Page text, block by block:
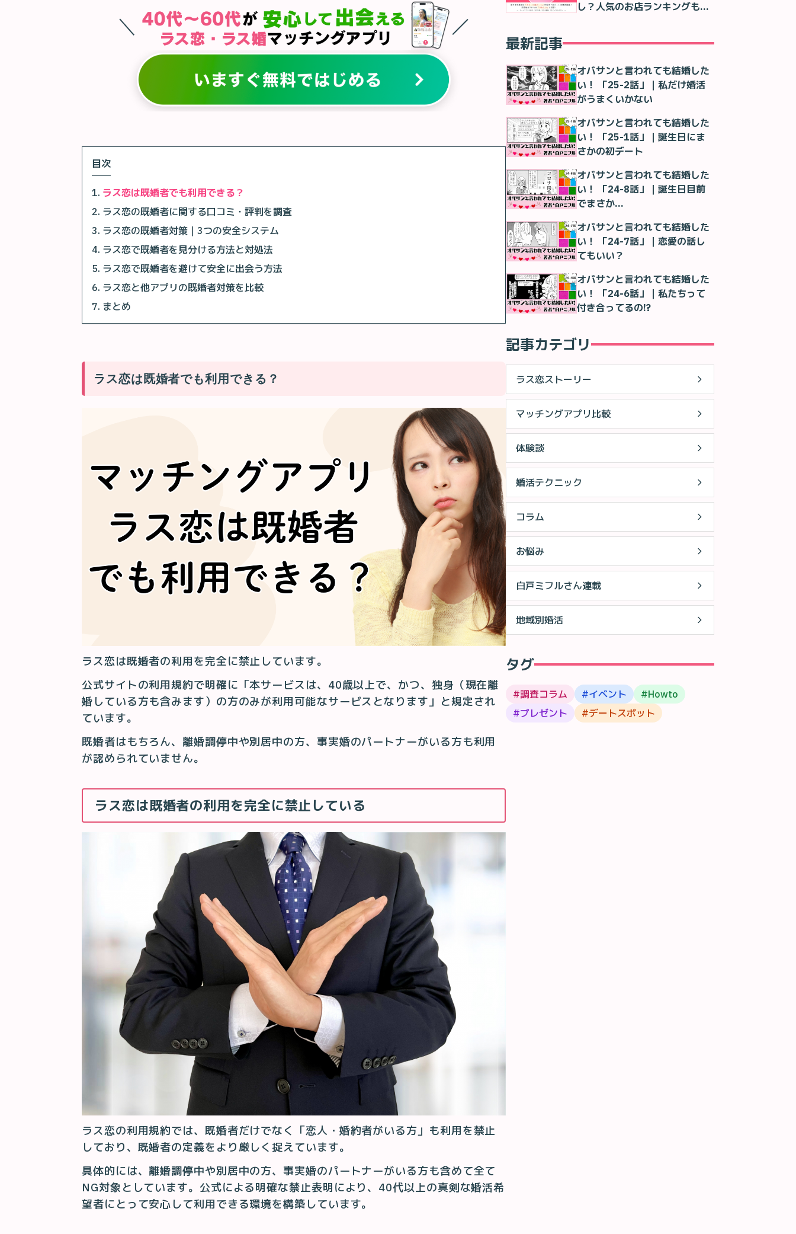
目次
ラス恋は既婚者でも利用できる？
ラス恋の既婚者に関する口コミ・評判を調査
ラス恋の既婚者対策｜3つの安全システム
ラス恋で既婚者を見分ける方法と対処法
ラス恋で既婚者を避けて安全に出会う方法
ラス恋と他アプリの既婚者対策を比較
まとめ
ラス恋は既婚者でも利用できる？
ラス恋は既婚者の利用を完全に禁止しています。
公式サイトの利用規約で明確に「本サービスは、40歳以上で、かつ、独身（現在離
婚している方も含みます）の方のみが利用可能なサービスとなります」と規定され
ています。
既婚者はもちろん、離婚調停中や別居中の方、事実婚のパートナーがいる方も利用
が認められていません。
ラス恋は既婚者の利用を完全に禁止している
ラス恋の利用規約では、既婚者だけでなく「恋人・婚約者がいる方」も利用を禁止
しており、既婚者の定義をより厳しく捉えています。
具体的には、離婚調停中や別居中の方、事実婚のパートナーがいる方も含めて全て
NG対象としています。公式による明確な禁止表明により、40代以上の真剣な婚活希
望者にとって安心して利用できる環境を構築しています。
し？人気のお店ランキングも紹
最新記事
オバサンと言われても結婚した
い！ 「25-2話」｜私だけ婚活
がうまくいかない
オバサンと言われても結婚した
い！ 「25-1話」｜誕生日にま
さかの初デート
オバサンと言われても結婚した
い！ 「24-8話」｜誕生日目前
でまさか…
オバサンと言われても結婚した
い！ 「24-7話」｜恋愛の話し
てもいい？
オバサンと言われても結婚した
い！ 「24-6話」｜私たちって
付き合ってるの!?
記事カテゴリ
ラス恋ストーリー
マッチングアプリ比較
体験談
婚活テクニック
コラム
お悩み
白戸ミフルさん連載
地域別婚活
タグ
#調査コラム #イベント #Howto
#プレゼント #デートスポット